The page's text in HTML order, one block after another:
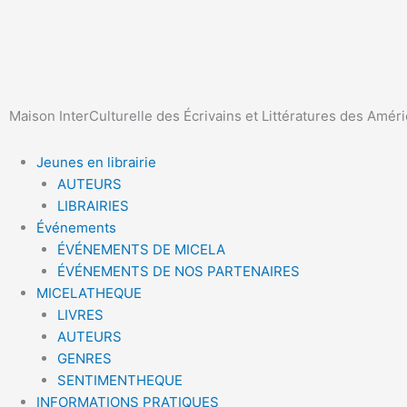
Maison InterCulturelle des Écrivains et Littératures des
Jeunes en librairie
AUTEURS
LIBRAIRIES
Événements
ÉVÉNEMENTS DE MICELA
ÉVÉNEMENTS DE NOS PARTENAIRES
MICELATHEQUE
LIVRES
AUTEURS
GENRES
SENTIMENTHEQUE
INFORMATIONS PRATIQUES